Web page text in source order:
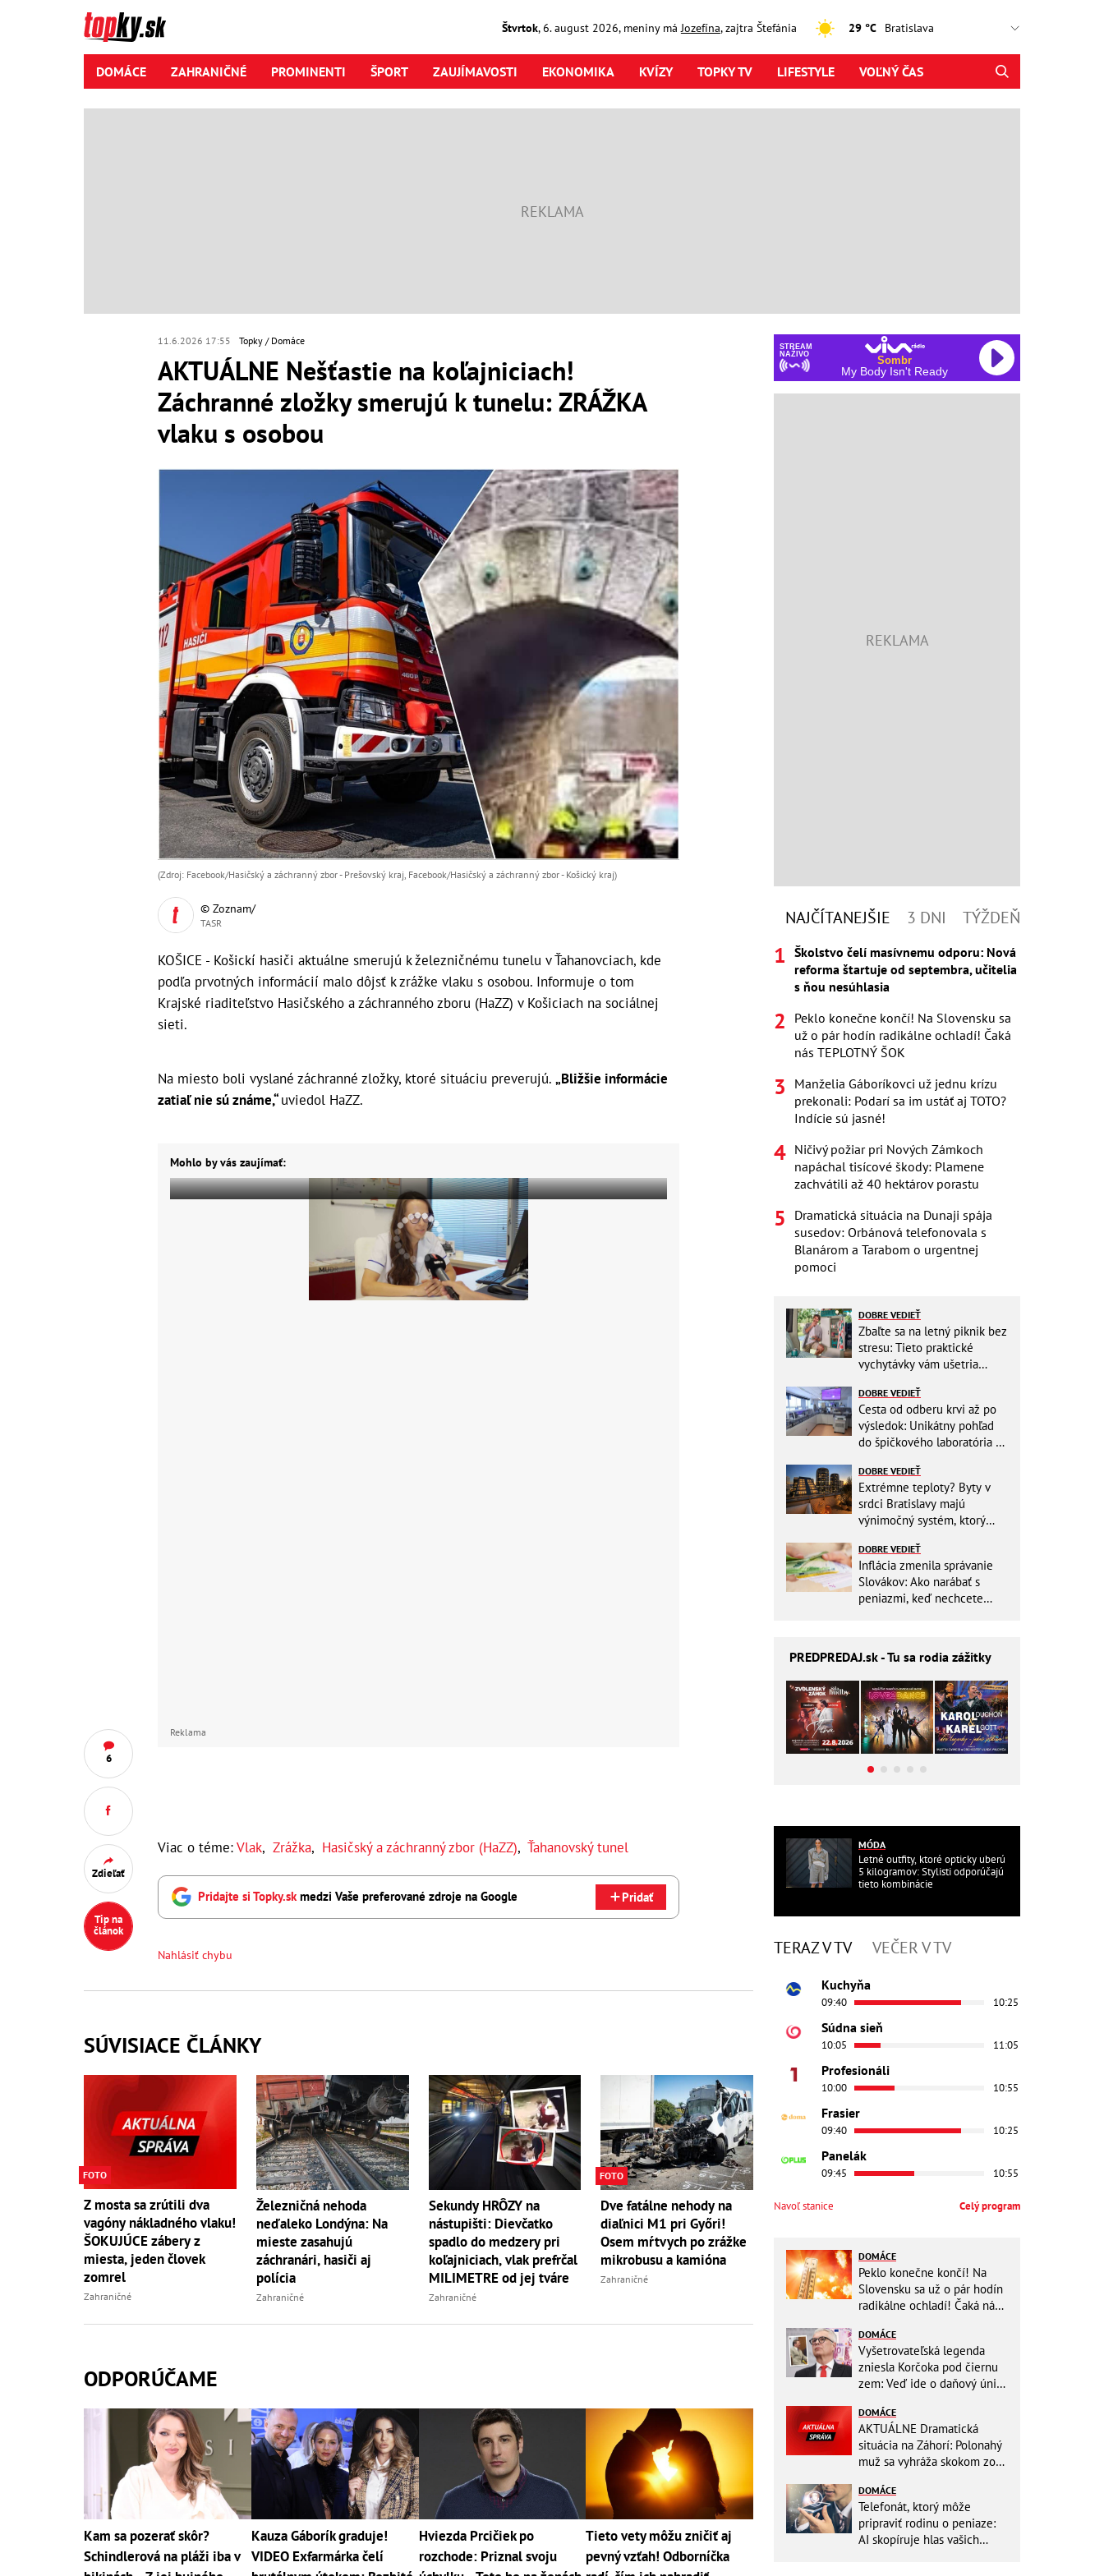
Štvrtok,6. august2026, meniny má Jozefína, zajtra Štefánia 29 °C
DOMÁCE ZAHRANIČNÉ PROMINENTI ŠPORT ZAUJÍMAVOSTI EKONOMIKA KVÍZY TOPKY TV LIFESTYLE VOĽNÝ ČAS
11.6.2026 17:55 Topky Domáce
AKTUÁLNE Nešťastie na koľajniciach!
Záchranné zložky smerujú k tunelu: ZRÁŽKA
vlaku s osobou
6
Zdieľať
Tip na
článok
(Zdroj: Facebook/Hasičský a záchranný zbor - Prešovský kraj, Facebook/Hasičský a záchranný zbor - Košický kraj)
© Zoznam/
TASR
KOŠICE - Košickí hasiči aktuálne smerujú k železničnému tunelu v Ťahanovciach, kde
podľa prvotných informácií malo dôjsť k zrážke vlaku s osobou. Informuje o tom
Krajské riaditeľstvo Hasičského a záchranného zboru (HaZZ) v Košiciach na sociálnej
sieti.
Na miesto boli vyslané záchranné zložky, ktoré situáciu preverujú. „Bližšie informácie
zatiaľ nie sú známe,“uviedol HaZZ.
Mohlo by vás zaujímať:
Reklama
Viac o téme:Vlak, Zrážka, Hasičský a záchranný zbor (HaZZ), Ťahanovský tunel
Pridajte si Topky.skmedzi Vaše preferované zdroje na Google Pridať
Nahlásiť chybu
SÚVISIACE ČLÁNKY
FOTO
Z mosta sa zrútili dva
vagóny nákladného vlaku!
ŠOKUJÚCE zábery z
miesta, jeden človek
zomrel
Zahraničné
Železničná nehoda
neďaleko Londýna: Na
mieste zasahujú
záchranári, hasiči aj
polícia
Zahraničné
Sekundy HRÔZY na
nástupišti: Dievčatko
spadlo do medzery pri
koľajniciach, vlak prefrčal
MILIMETRE od jej tváre
Zahraničné
FOTO
Dve fatálne nehody na
diaľnici M1 pri Győri!
Osem mŕtvych po zrážke
mikrobusu a kamióna
Zahraničné
ODPORÚČAME
Kam sa pozerať skôr?
Schindlerová na pláži iba v
Kauza Gáborík graduje!
VIDEO Exfarmárka čelí
Hviezda Prcičiek po
rozchode: Priznal svoju
Tieto vety môžu zničiť aj
pevný vzťah! Odborníčka
STREAM
NAŽIVO
Sombr
My Body Isn't Ready
NAJČÍTANEJŠIE 3 DNI TÝŽDEŇ
Školstvo čelí masívnemu odporu: Nová
reforma štartuje od septembra, učitelia
s ňou nesúhlasia
Peklo konečne končí! Na Slovensku sa
už o pár hodín radikálne ochladí! Čaká
nás TEPLOTNÝ ŠOK
Manželia Gáboríkovci už jednu krízu
prekonali: Podarí sa im ustáť aj TOTO?
Indície sú jasné!
Ničivý požiar pri Nových Zámkoch
napáchal tisícové škody: Plamene
zachvátili až 40 hektárov porastu
Dramatická situácia na Dunaji spája
susedov: Orbánová telefonovala s
Blanárom a Tarabom o urgentnej
pomoci
DOBRE VEDIEŤ
Zbaľte sa na letný piknik bez
stresu: Tieto praktické
vychytávky vám ušetria
DOBRE VEDIEŤ
Cesta od odberu krvi až po
výsledok: Unikátny pohľad
do špičkového laboratória na
DOBRE VEDIEŤ
Extrémne teploty? Byty v
srdci Bratislavy majú
výnimočný systém, ktorý
DOBRE VEDIEŤ
Inflácia zmenila správanie
Slovákov: Ako narábať s
peniazmi, keď nechcete
PREDPREDAJ.sk - Tu sa rodia zážitky
MÓDA
Letné outfity, ktoré opticky uberú
5 kilogramov: Stylisti odporúčajú
tieto kombinácie
TERAZ V TV VEČER V TV
Kuchyňa
09:40 10:25
Súdna sieň
10:05 11:05
Profesionáli
10:00 10:55
Frasier
09:40 10:25
Panelák
09:45 10:55
Navoľ stanice Celý program
DOMÁCE
Peklo konečne končí! Na
Slovensku sa už o pár hodín
radikálne ochladí! Čaká nás
DOMÁCE
Vyšetrovateľská legenda
zniesla Korčoka pod čiernu
zem: Veď ide o daňový únik
basou!
DOMÁCE
AKTUÁLNE Dramatická
situácia na Záhorí: Polonahý
muž sa vyhráža skokom zo
nepremávajú
DOMÁCE
Telefonát, ktorý môže
pripraviť rodinu o peniaze:
AI skopíruje hlas vašich